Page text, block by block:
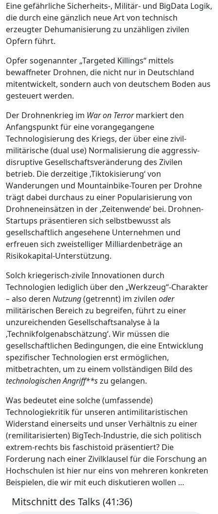
Eine gefährliche Sicherheits-, Militär- und BigData Logik,
die durch eine gänzlich neue Art von technisch
erzeugter Dehumanisierung zu unzähligen zivilen
Opfern führt.
Opfer sogenannter „Targeted Killings“ mittels
bewaffneter Drohnen, die nicht nur in Deutschland
mitentwickelt, sondern auch von deutschem Boden aus
gesteuert werden.
Der Drohnenkrieg im War on Terrormarkiert den
Anfangspunkt für eine vorangegangene
Technologisierung des Kriegs, der über eine zivil-
militärische (dual use) Normalisierung die aggressiv-
disruptive Gesellschaftsveränderung des Zivilen
betrieb. Die derzeitige ‚Tiktokisierung‘ von
Wanderungen und Mountainbike-Touren per Drohne
trägt dabei durchaus zu einer Popularisierung von
Drohneneinsätzen in der ‚Zeitenwende‘ bei. Drohnen-
Startups präsentieren sich selbstbewusst als
gesellschaftlich angesehene Unternehmen und
erfreuen sich zweistelliger Milliardenbeträge an
Risikokapital-Unterstützung.
Solch kriegerisch-zivile Innovationen durch
Technologien lediglich über den „Werkzeug“-Charakter
– also deren Nutzung(getrennt) im zivilen oder
militärischen Bereich zu begreifen, führt zu einer
unzureichenden Gesellschaftsanalyse à la
‚Technikfolgenabschätzung‘. Wir müssen die
gesellschaftlichen Bedingungen, die eine Entwicklung
spezifischer Technologien erst ermöglichen,
mitbetrachten, um zu einem vollständigen Bild des
technologischen Angriff**szu gelangen.
Was bedeutet eine solche (umfassende)
Technologiekritik für unseren antimilitaristischen
Widerstand einerseits und unser Verhältnis zu einer
(remilitarisierten) BigTech-Industrie, die sich politisch
extrem-rechts bis faschistoid präsentiert? Die
Forderung nach einer Zivilklausel für die Forschung an
Hochschulen ist hier nur eins von mehreren konkreten
Beispielen, die wir mit euch diskutieren wollen …
Mitschnitt des Talks (41:36)